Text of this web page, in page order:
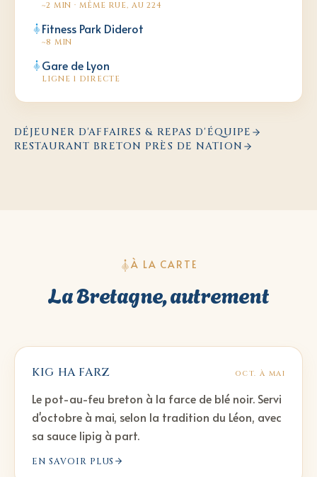
~2 MIN · MÊME RUE, AU 224
Fitness Park Diderot
~8 MIN
Gare de Lyon
LIGNE 1 DIRECTE
DÉJEUNER D'AFFAIRES & REPAS D'ÉQUIPE
RESTAURANT BRETON PRÈS DE NATION
À LA CARTE
La Bretagne, autrement
KIG HA FARZ OCT. À MAI
Le pot-au-feu breton à la farce de blé noir. Servi
d'octobre à mai, selon la tradition du Léon, avec
sa sauce lipig à part.
EN SAVOIR PLUS